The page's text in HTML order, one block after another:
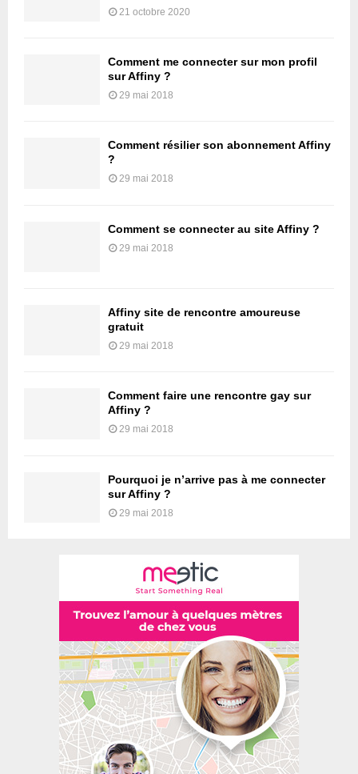
21 octobre 2020
Comment me connecter sur mon profil
sur Affiny ?
29 mai 2018
Comment résilier son abonnement Affiny
?
29 mai 2018
Comment se connecter au site Affiny ?
29 mai 2018
Affiny site de rencontre amoureuse
gratuit
29 mai 2018
Comment faire une rencontre gay sur
Affiny ?
29 mai 2018
Pourquoi je n’arrive pas à me connecter
sur Affiny ?
29 mai 2018